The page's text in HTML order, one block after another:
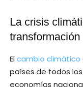
La crisis
transformación
Elcambio climático
países de todos
economías